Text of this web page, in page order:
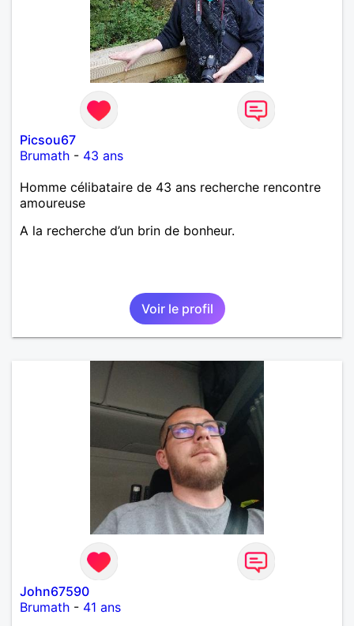
Picsou67
Brumath - 43 ans
Homme célibataire de 43 ans recherche rencontre
amoureuse
A la recherche d’un brin de bonheur.
Voir le profil
John67590
Brumath - 41 ans